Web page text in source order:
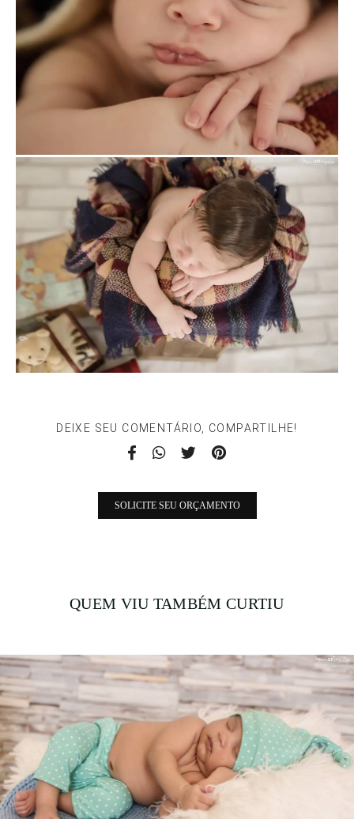
DEIXE SEU COMENTÁRIO, COMPARTILHE!
SOLICITE SEU ORÇAMENTO
QUEM VIU TAMBÉM CURTIU